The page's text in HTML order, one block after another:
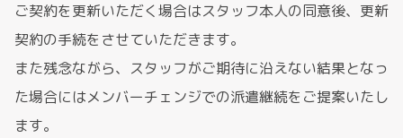
ご契約を更新いただく場合はスタッフ本人の同意後、更新
契約の手続をさせていただきます。
また残念ながら、スタッフがご期待に沿えない結果となっ
た場合にはメンバーチェンジでの派遣継続をご提案いたし
ます。